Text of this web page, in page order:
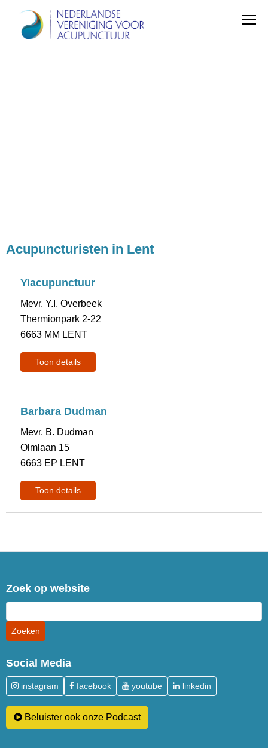
Acupuncturisten in Lent
Yiacupunctuur
Mevr. Y.I. Overbeek
Thermionpark 2-22
6663 MM LENT
Toon details
Barbara Dudman
Mevr. B. Dudman
Olmlaan 15
6663 EP LENT
Toon details
Zoek op website
Social Media
instagram facebook youtube linkedin
Beluister ook onze Podcast